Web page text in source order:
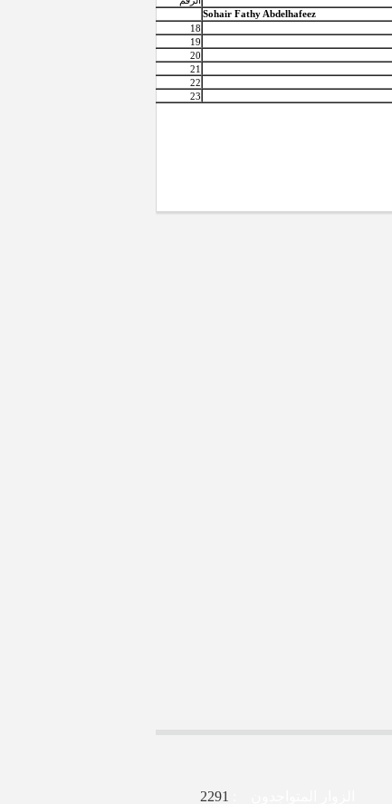
Sohair Fathy Abdelhafeez
18
19
20
21
22
23
2291